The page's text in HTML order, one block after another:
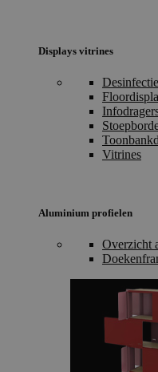
Displays vitrines
Vitrines
Aluminium profielen
Overzicht